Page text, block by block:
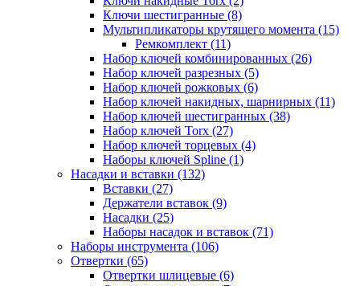
Ключи шестигранные (8)
Мультипликаторы крутящего момента (15)
Ремкомплект (11)
Набор ключей комбинированных (26)
Набор ключей разрезных (5)
Набор ключей рожковых (6)
Набор ключей накидных, шарнирных (11)
Набор ключей шестигранных (38)
Набор ключей Torx (27)
Набор ключей торцевых (4)
Наборы ключей Spline (1)
Насадки и вставки (132)
Вставки (27)
Держатели вставок (9)
Насадки (25)
Наборы насадок и вставок (71)
Наборы инструмента (106)
Отвертки (65)
Отвертки шлицевые (6)